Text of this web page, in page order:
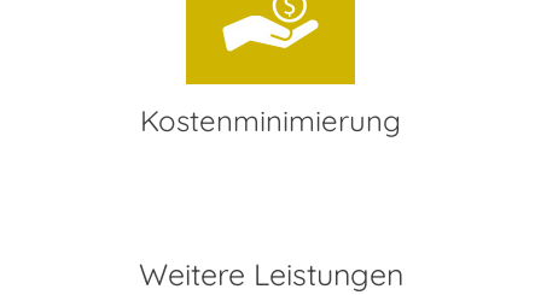
Kostenminimierung
Weitere Leistungen